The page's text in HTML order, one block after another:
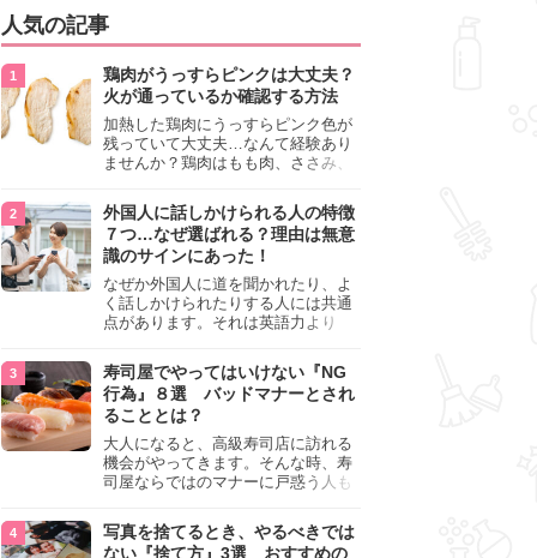
人気の記事
鶏肉がうっすらピンクは大丈夫？
火が通っているか確認する方法
加熱した鶏肉にうっすらピンク色が
残っていて大丈夫…なんて経験あり
ませんか？鶏肉はもも肉、ささみ、
わいが異なり、いろいろと楽しめる
料理ですが、鶏肉は加熱した後でも
うっすらピンク色の部分が大丈夫な
のと気になるときがあります。この
記事では生焼けか火が通っているの
かを確認する方法や、鶏肉を調理す
るときの注意点を紹介しますので、
参考にしてみてくださいね。
外国人に話しかけられる人の特徴
７つ…なぜ選ばれる？理由は無意
識のサインにあった！
なぜか外国人に道を聞かれたり、よ
く話しかけられたりする人には共通
点があります。それは英語力より
けても大丈夫」というサインが関係
しています。よく選ばれる人の特徴
や、英語が苦手でも焦らない対処
法、自分を守るための注意点を詳し
く解説します。
寿司屋でやってはいけない『NG
行為』８選 バッドマナーとされ
ることとは？
大人になると、高級寿司店に訪れる
機会がやってきます。そんな時、寿
司屋ならではのマナーに戸惑う人も
らためて寿司屋でやってはいけない
『NG行為』をチェックしましょう。
写真を捨てるとき、やるべきでは
ない『捨て方』3選 おすすめの